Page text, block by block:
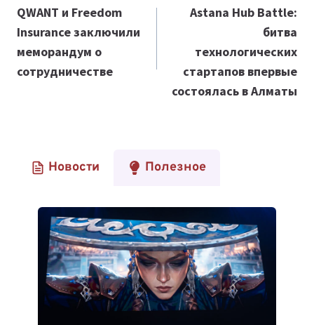
по
записям
QWANT и Freedom
Insurance заключили
меморандум о
сотрудничестве
Astana Hub Battle:
битва
технологических
стартапов впервые
состоялась в Алматы
Новости Полезное